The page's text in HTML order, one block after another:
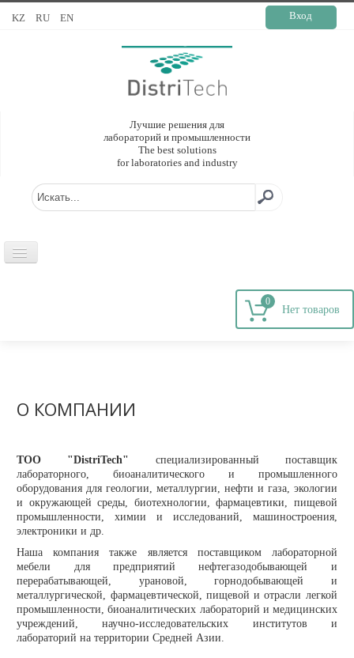
KZ RU EN Вход
Лучшие решения для
лабораторий и промышленности
The best solutions
for laboratories and industry
ОБОРУДОВАНИЕ
Лабораторное оборудование
Промышленное оборудование
РАСХОДНЫЕ МАТЕРИАЛЫ
СЕРВИС
КОНТАКТЫ
ОБРАТНАЯ СВЯЗЬ
0
О КОМПАНИИ
ТОО "DistriTech" специализированный поставщик
лабораторного, биоаналитического и промышленного
оборудования для геологии, металлургии, нефти и газа, экологии
и окружающей среды, биотехнологии, фармацевтики, пищевой
промышленности, химии и исследований, машиностроения,
электроники и др.
Наша компания также является поставщиком лабораторной
мебели для предприятий нефтегазодобывающей и
перерабатывающей, урановой, горнодобывающей и
металлургической, фармацевтической, пищевой и отрасли легкой
промышленности, биоаналитических лабораторий и медицинских
учреждений, научно-исследовательских институтов и
лабораторий на территории Средней Азии.